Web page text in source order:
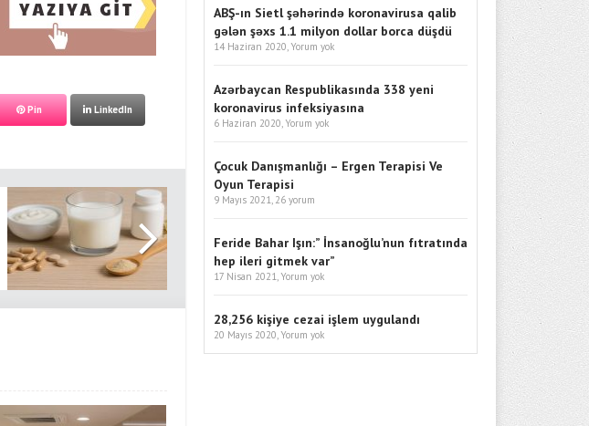
Pin LinkedIn
ABŞ-ın Sietl şəhərində koronavirusa qalib
gələn şəxs 1.1 milyon dollar borca düşdü
14 Haziran 2020, Yorum yok
Azərbaycan Respublikasında 338 yeni
koronavirus infeksiyasına
6 Haziran 2020, Yorum yok
Çocuk Danışmanlığı – Ergen Terapisi Ve
Oyun Terapisi
9 Mayıs 2021, 26 yorum
Feride Bahar Işın:” İnsanoğlu’nun fıtratında
hep ileri gitmek var”
17 Nisan 2021, Yorum yok
28,256 kişiye cezai işlem uygulandı
20 Mayıs 2020, Yorum yok